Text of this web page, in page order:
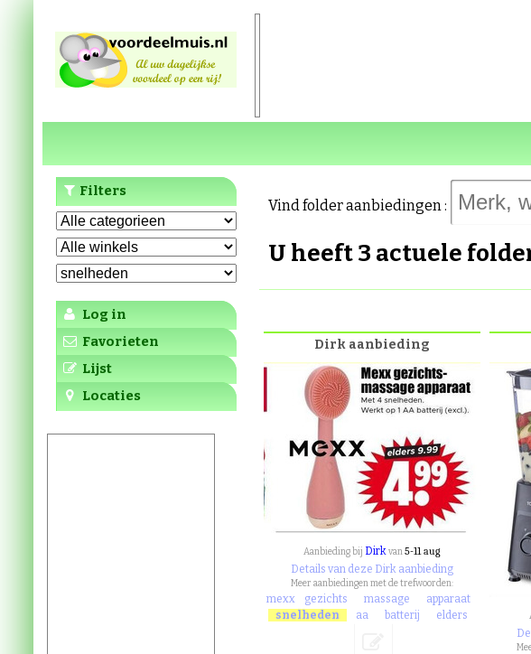
Filters
Log in
Favorieten
Lijst
Locaties
Vind folder aanbiedingen :
U heeft 3 actuele
Dirk aanbieding
Aanbieding bij Dirkvan5-11 aug
Details van deze Dirk aanbieding
Meer aanbiedingen met de trefwoorden:
mexx gezichts massage
apparaat
snelheden
aa batterij elders